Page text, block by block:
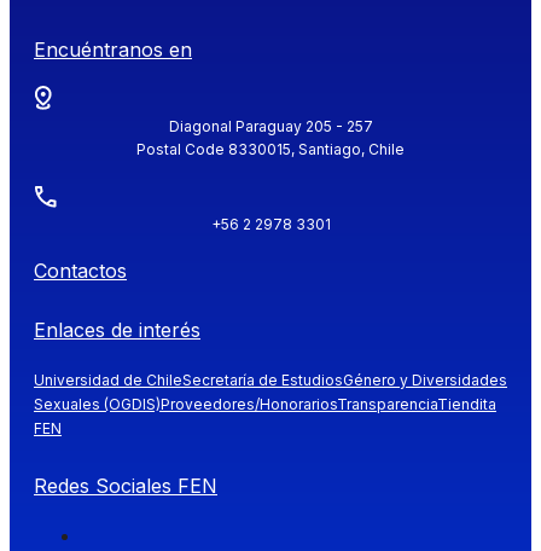
Encuéntranos en
Diagonal Paraguay 205 - 257
Postal Code 8330015, Santiago, Chile
+56 2 2978 3301
Contactos
Enlaces de interés
Universidad de ChileSecretaría de EstudiosGénero y Diversidades
Sexuales (OGDIS)Proveedores/HonorariosTransparenciaTiendita
FEN
Redes Sociales FEN